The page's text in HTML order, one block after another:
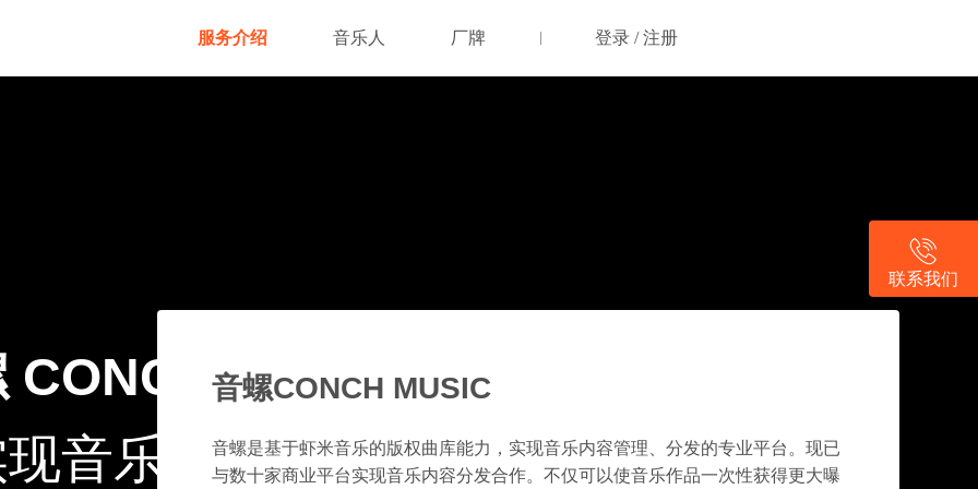
服务介绍 音乐人 厂牌 登录 / 注册
CONCH MUSIC · 数字音乐新场景
音乐的千万种可能」
音螺CONCH MUSIC
音螺是基于虾米音乐的版权曲库能力，实现音乐内容管理、分发的专业平台。现已
与数十家商业平台实现音乐内容分发合作。不仅可以使音乐作品一次性获得更大曝
联系我们